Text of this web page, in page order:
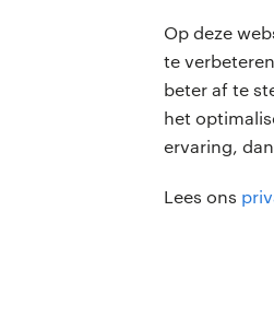
Op deze
te
beter af te
het
ervaring,
Lees ons